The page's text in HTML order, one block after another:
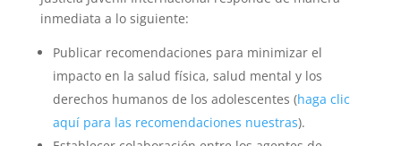
inmediata a lo siguiente:
Publicar recomendaciones para minimizar el
impacto en la salud física, salud mental y los
derechos humanos de los adolescentes (haga clic
aquí para las recomendaciones nuestras).